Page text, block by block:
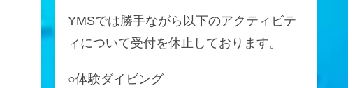
YMSでは勝手ながら以下のアクティビテ
ィについて受付を休止しております。
○体験ダイビング